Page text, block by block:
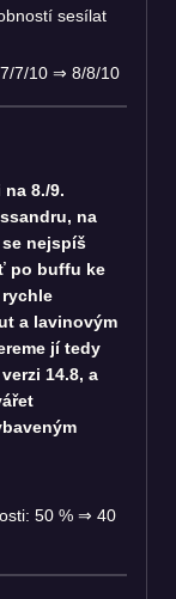
sesílat
7/10 ⇒ 8/8/10
8./9.
na
nejspíš
po buffu ke
rychle
a lavinovým
jí tedy
14.8, a
50 % ⇒ 40